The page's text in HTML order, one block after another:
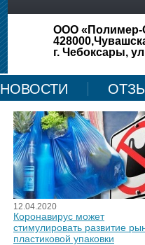
ООО «Полимер-
г. Чебоксары,
НОВОСТИ
12.04.2020
Коронавирус может
стимулировать развитие
пластиковой упаковки